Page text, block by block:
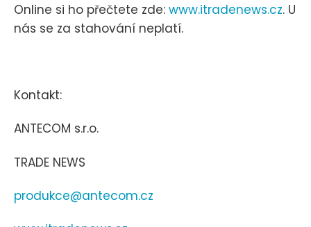
Online si ho přečtete zde: www.itradenews.cz. U
nás se za stahování neplatí.
Kontakt:
ANTECOM s.r.o.
TRADE NEWS
produkce@antecom.cz